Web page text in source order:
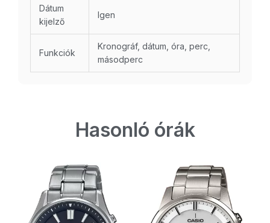
Dátum
kijelző
Igen
Funkciók
Kronográf, dátum, óra, perc,
másodperc
Hasonló órák